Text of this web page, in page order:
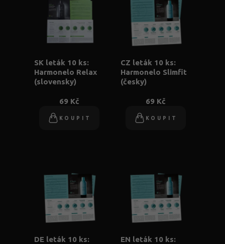
SK leták 10 ks:
Harmonelo Relax
(slovensky)
69 Kč
KOUPIT
CZ leták 10 ks:
Harmonelo Slimfit
(česky)
69 Kč
KOUPIT
DE leták 10 ks:
EN leták 10 ks: